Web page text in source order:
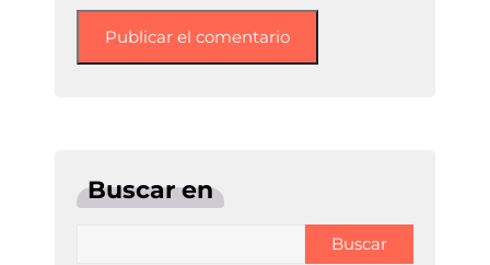
Buscar en
Buscar